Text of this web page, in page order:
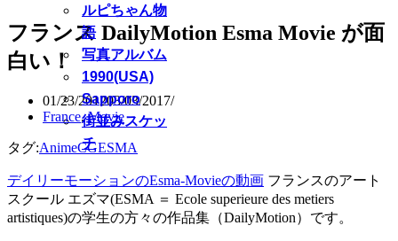
ルピちゃん物
語
写真アルバム
1990(USA)
Sapporo
街並みスケッ
チ
フランス DailyMotion Esma Movie が面
白い！
01/23/201203/03/2017
France,Movie
タグ:AnimeCGESMA
デイリーモーションのEsma-Movieの動画 フランスのアート
スクール エズマ(ESMA ＝ Ecole superieure des metiers
artistiques)の学生の方々の作品集（DailyMotion）です。